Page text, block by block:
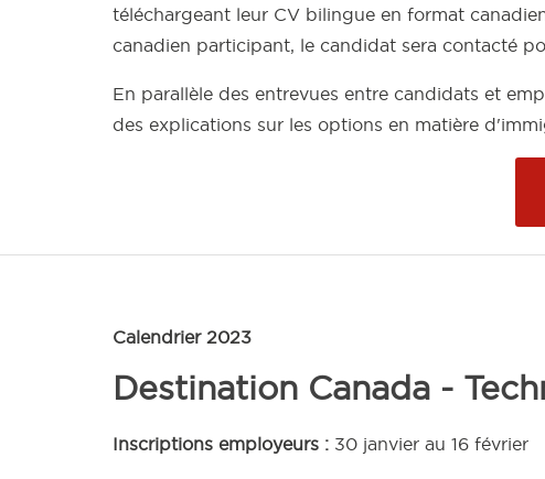
téléchargeant leur CV bilingue en format
canadien participant, le candidat sera contacté
En parallèle des entrevues entre candidats et
des explications sur les options en matière
Calendrier 2023
Destination Canada -
Inscriptions employeurs : 30 janvier au 16 février